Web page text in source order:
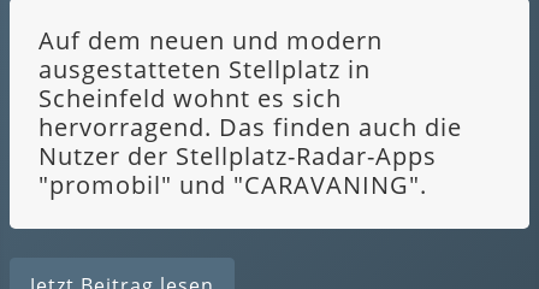
Auf dem neuen und modern
ausgestatteten Stellplatz in
Scheinfeld wohnt es sich
hervorragend. Das finden auch die
Nutzer der Stellplatz-Radar-Apps
"promobil" und "CARAVANING".